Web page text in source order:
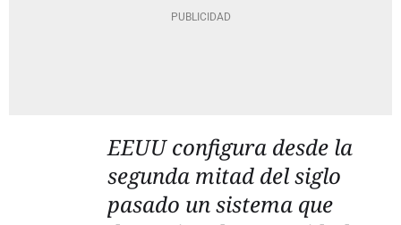
EEUU configura desde la
segunda mitad del siglo
pasado un sistema que